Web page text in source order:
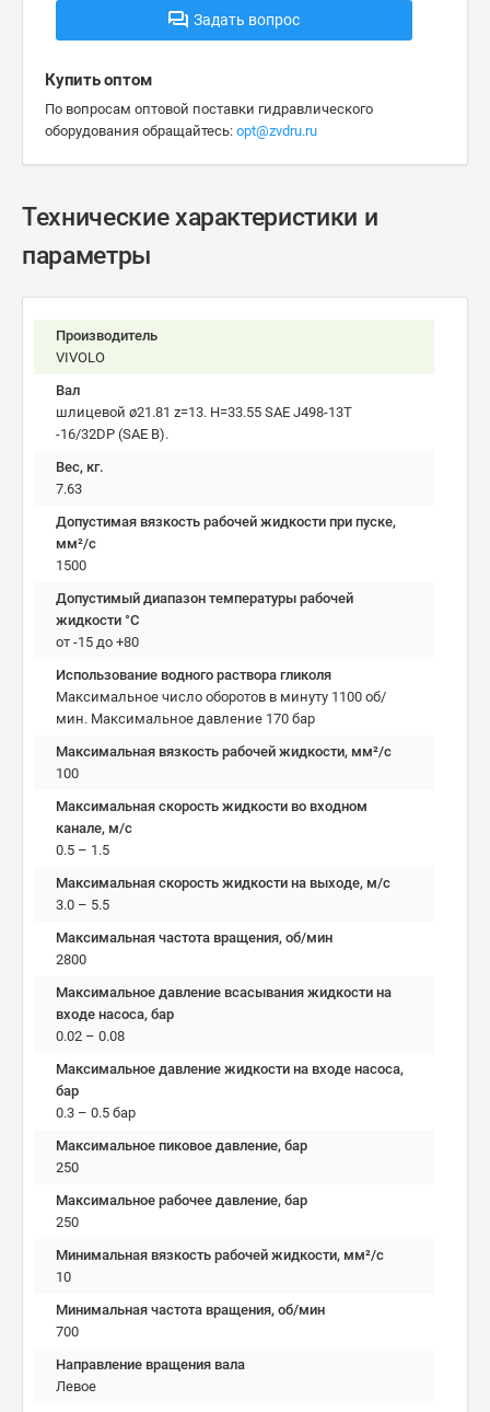
Задать вопрос
Купить оптом
По вопросам оптовой поставки гидравлического
оборудования обращайтесь: opt@zvdru.ru
Технические характеристики и
параметры
Производитель
VIVOLO
Вал
шлицевой ø21.81 z=13. H=33.55 SAE J498-13T
-16/32DP (SAE B).
Вес, кг.
7.63
Допустимая вязкость рабочей жидкости при пуске,
мм²/c
1500
Допустимый диапазон температуры рабочей
жидкости °C
от -15 до +80
Использование водного раствора гликоля
Максимальное число оборотов в минуту 1100 об/
мин. Максимальное давление 170 бар
Максимальная вязкость рабочей жидкости, мм²/c
100
Максимальная скорость жидкости во входном
канале, м/с
0.5 – 1.5
Максимальная скорость жидкости на выходе, м/с
3.0 – 5.5
Максимальная частота вращения, об/мин
2800
Максимальное давление всасывания жидкости на
входе насоса, бар
0.02 – 0.08
Максимальное давление жидкости на входе насоса,
бар
0.3 – 0.5 бар
Максимальное пиковое давление, бар
250
Максимальное рабочее давление, бар
250
Минимальная вязкость рабочей жидкости, мм²/c
10
Минимальная частота вращения, об/мин
700
Направление вращения вала
Левое